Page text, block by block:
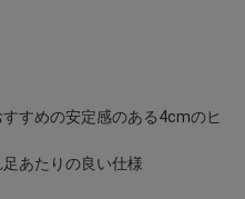
すめの安定感のある4cmのヒ
あたりの良い仕様